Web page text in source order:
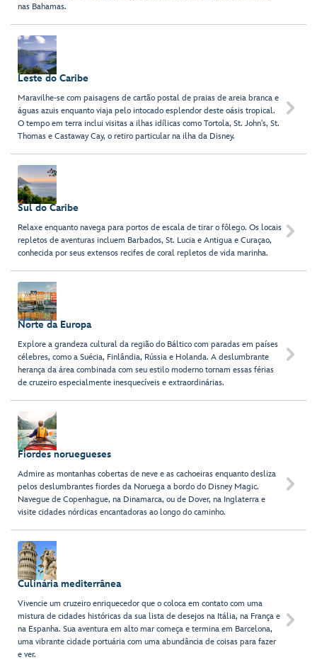
nas Bahamas.
Leste do Caribe
Maravilhe-se com paisagens de cartão postal de praias de areia branca e
águas azuis enquanto viaja pelo intocado esplendor deste oásis tropical.
O tempo em terra inclui visitas a ilhas idílicas como Tortola, St. John's, St.
Thomas e Castaway Cay, o retiro particular na ilha da Disney.

Sul do Caribe
Relaxe enquanto navega para portos de escala de tirar o fôlego. Os locais
repletos de aventuras incluem Barbados, St. Lucia e Antigua e Curaçao,
conhecida por seus extensos recifes de coral repletos de vida marinha.

Norte da Europa
Explore a grandeza cultural da região do Báltico com paradas em países
célebres, como a Suécia, Finlândia, Rússia e Holanda. A deslumbrante
herança da área combinada com seu estilo moderno tornam essas férias
de cruzeiro especialmente inesquecíveis e extraordinárias.

Fiordes noruegueses
Admire as montanhas cobertas de neve e as cachoeiras enquanto desliza
pelos deslumbrantes fiordes da Noruega a bordo do Disney Magic.
Navegue de Copenhague, na Dinamarca, ou de Dover, na Inglaterra e
visite cidades nórdicas encantadoras ao longo do caminho.

Culinária mediterrânea
Vivencie um cruzeiro enriquecedor que o coloca em contato com uma
mistura de cidades históricas da sua lista de desejos na Itália, na França e
na Espanha. Sua aventura em alto mar começa e termina em Barcelona,
uma vibrante cidade portuária com uma abundância de coisas para fazer
e ver.
